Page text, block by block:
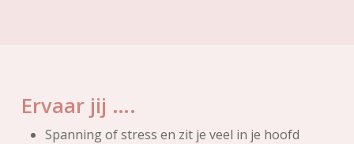
Ervaar jij ….
Spanning of stress en zit je veel in je hoofd